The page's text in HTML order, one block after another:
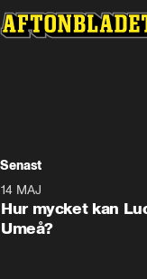
Senast
Plus
14 MAJ
Hur mycket kan
Umeå?